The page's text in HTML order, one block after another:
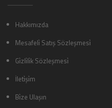
Hakkımızda
Mesafeli̇ Satış Sözleşmesi̇
Gi̇zli̇li̇k Sözleşmesi̇
İleti̇şi̇m
Bi̇ze Ulaşın